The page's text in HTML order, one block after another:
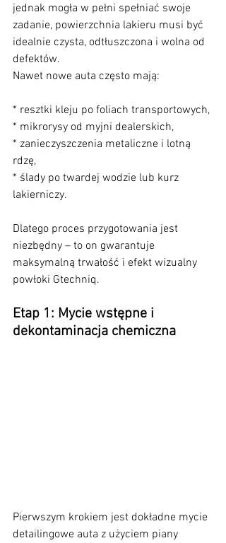
jednak mogła w pełni spełniać swoje
zadanie, powierzchnia lakieru musi być
idealnie czysta, odtłuszczona i wolna od
defektów.
Nawet nowe auta często mają:
* resztki kleju po foliach transportowych,
* mikrorysy od myjni dealerskich,
* zanieczyszczenia metaliczne i lotną
rdzę,
* ślady po twardej wodzie lub kurz
lakierniczy.
Dlatego proces przygotowania jest
niezbędny – to on gwarantuje
maksymalną trwałość i efekt wizualny
powłoki Gtechniq.
Etap 1: Mycie wstępne i
dekontaminacja chemiczna
Pierwszym krokiem jest dokładne mycie
detailingowe auta z użyciem piany